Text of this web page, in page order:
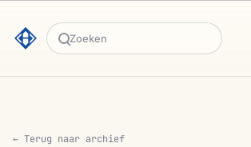
Zoeken
← Terug naar archief